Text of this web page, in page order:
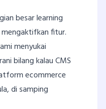
besar learning
fitur.
menyukai
bilang kalau CMS
ecommerce
di samping